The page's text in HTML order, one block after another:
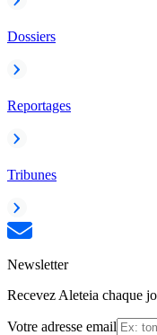
Dossiers
Reportages
Tribunes
Newsletter
Recevez Aleteia chaque
Votre adresse email